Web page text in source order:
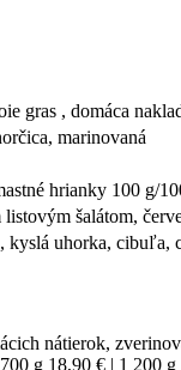
, domáca
marinovaná
hrianky 100 g/
šalátom,
uhorka, cibuľa,
nátierok,
g 18,90 € | 1 200